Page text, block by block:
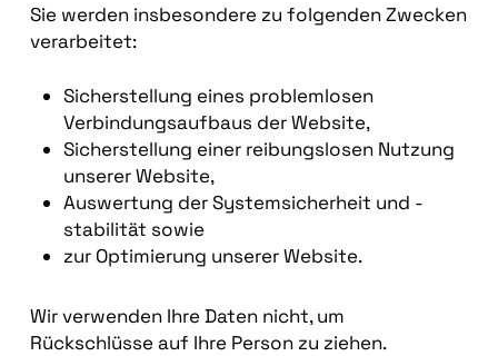
Sie werden insbesondere zu folgenden Zwecken
verarbeitet:
Sicherstellung eines problemlosen
Verbindungsaufbaus der Website,
Sicherstellung einer reibungslosen Nutzung
unserer Website,
Auswertung der Systemsicherheit und -
stabilität sowie
zur Optimierung unserer Website.
Wir verwenden Ihre Daten nicht, um
Rückschlüsse auf Ihre Person zu ziehen.